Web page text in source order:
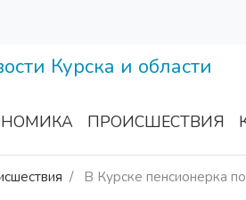
ПРОИСШЕСТВИЯ
В Курске пенсионерка